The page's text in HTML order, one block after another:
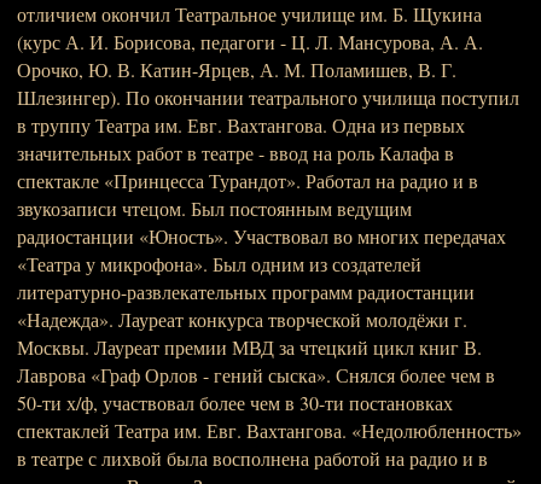
отличием окончил Театральное училище им. Б. Щукина
(курс А. И. Борисова, педагоги - Ц. Л. Мансурова, А. А.
Орочко, Ю. В. Катин-Ярцев, А. М. Поламишев, В. Г.
Шлезингер). По окончании театрального училища поступил
в труппу Театра им. Евг. Вахтангова. Одна из первых
значительных работ в театре - ввод на роль Калафа в
спектакле «Принцесса Турандот». Работал на радио и в
звукозаписи чтецом. Был постоянным ведущим
радиостанции «Юность». Участвовал во многих передачах
«Театра у микрофона». Был одним из создателей
литературно-развлекательных программ радиостанции
«Надежда». Лауреат конкурса творческой молодёжи г.
Москвы. Лауреат премии МВД за чтецкий цикл книг В.
Лаврова «Граф Орлов - гений сыска». Снялся более чем в
50-ти х/ф, участвовал более чем в 30-ти постановках
спектаклей Театра им. Евг. Вахтангова. «Недолюбленность»
в театре с лихвой была восполнена работой на радио и в